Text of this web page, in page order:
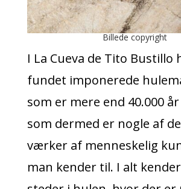
Billede copyright
I La Cueva de Tito Bustillo
fundet imponerede
som er mere end 40.000
som dermed er nogle af
værker af menneskelig
man kender til. I alt